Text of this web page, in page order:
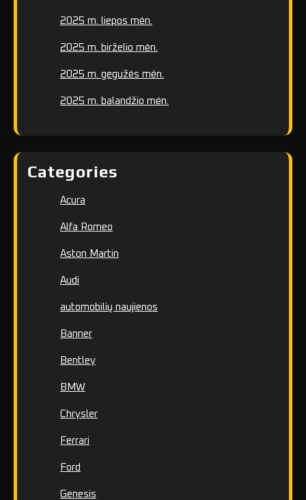
2025 m. liepos mėn.
2025 m. birželio mėn.
2025 m. gegužės mėn.
2025 m. balandžio mėn.
Categories
Acura
Alfa Romeo
Aston Martin
Audi
automobilių naujienos
Banner
Bentley
BMW
Chrysler
Ferrari
Ford
Genesis